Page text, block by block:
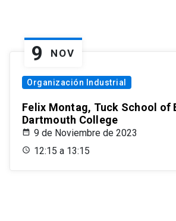
9 NOV
Organización Industrial
Felix Montag, Tuck School of
Dartmouth College
9 de Noviembre de 2023
12:15 a 13:15